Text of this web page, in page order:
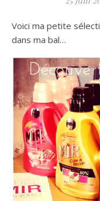
Voici ma petite
dans ma bal…